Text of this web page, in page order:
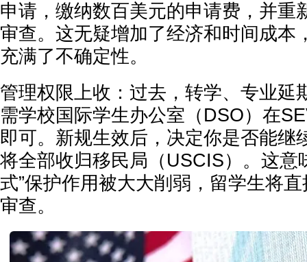
申请，缴纳数百美元的申请费，并重
审查。这无疑增加了经济和时间成本
充满了不确定性。
管理权限上收：过去，转学、专业延
需学校国际学生办公室（DSO）在
即可。新规生效后，决定你是否能继
将全部收归移民局（USCIS）。这意
式”保护作用被大大削弱，留学生将
审查。